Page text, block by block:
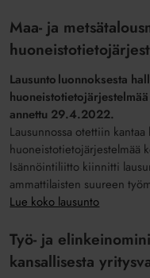
Maa- ja
Lausunto luonnoksesta
annettu 29.4.2022.
Lausunnossa otettiin
huoneistotietojärjestelmää
Isännöintiliitto kiinnitti
ammattilaisten suureen
Lue koko lausunto
Työ- ja
kansallisesta